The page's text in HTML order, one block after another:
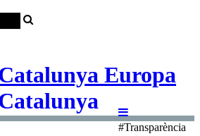
#Transparència